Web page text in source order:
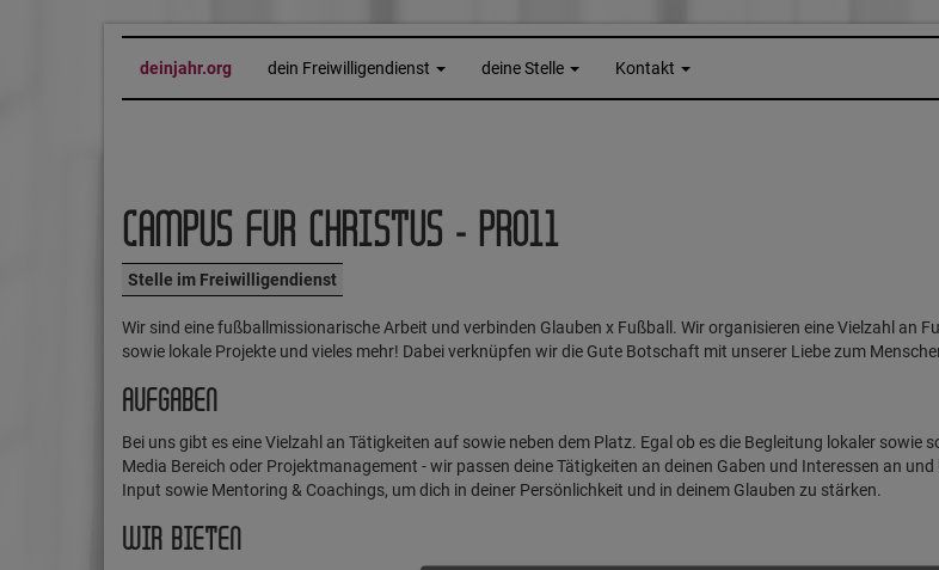
deinjahr.org dein Freiwilligendienst deine Stelle Kontakt
CAMPUS FÜR CHRISTUS - PRO11
Stelle im Freiwilligendienst
Wir sind eine fußballmissionarische Arbeit und verbinden Glauben x Fußball. Wir organisieren eine Vielzahl an
sowie lokale Projekte und vieles mehr! Dabei verknüpfen wir die Gute Botschaft mit unserer Liebe zum
AUFGABEN
Bei uns gibt es eine Vielzahl an Tätigkeiten auf sowie neben dem Platz. Egal ob es die Begleitung lokaler sowie
Media Bereich oder Projektmanagement - wir passen deine Tätigkeiten an deinen Gaben und Interessen an
Input sowie Mentoring & Coachings, um dich in deiner Persönlichkeit und in deinem Glauben zu stärken.
WIR BIETEN